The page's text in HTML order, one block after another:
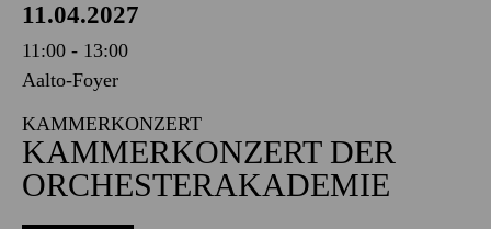
11.04.2027
11:00 - 13:00
Aalto-Foyer
KAMMERKONZERT
KAMMERKONZERT DER
ORCHESTERAKADEMIE